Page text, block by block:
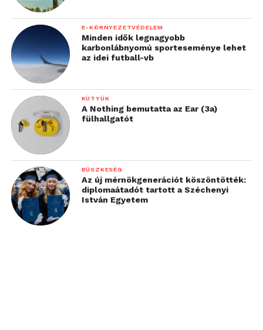
E-KÖRNYEZETVÉDELEM
Minden idők legnagyobb
karbonlábnyomú sporteseménye lehet
az idei futball-vb
KÜTYÜK
A Nothing bemutatta az Ear (3a)
fülhallgatót
BÜSZKESÉG
Az új mérnökgenerációt köszöntötték:
diplomaátadót tartott a Széchenyi
István Egyetem